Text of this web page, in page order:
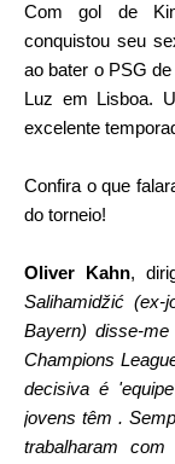
Com gol de
conquistou seu
ao bater o PSG
Luz em Lisboa.
excelente
Confira o que
do torneio!
Oliver Kahn,
Salihamidžić (ex-
Bayern) disse-
Champions
decisiva é
jovens têm .
trabalharam